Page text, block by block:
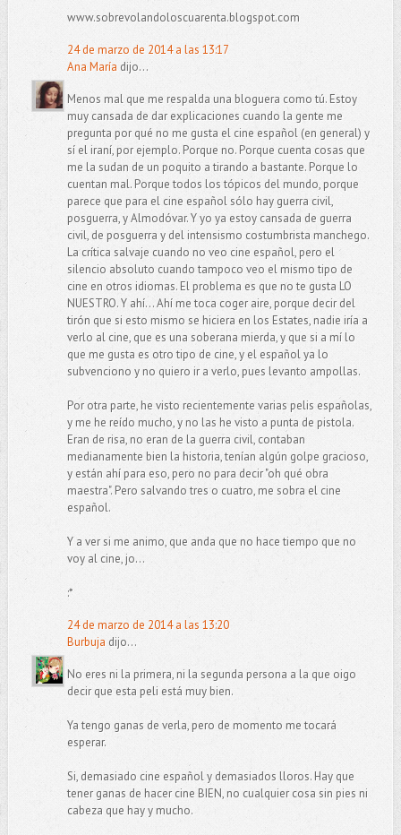
www.sobrevolandoloscuarenta.blogspot.com
24 de marzo de 2014 a las 13:17
Ana María dijo...
Menos mal que me respalda una bloguera como tú. Estoy
muy cansada de dar explicaciones cuando la gente me
pregunta por qué no me gusta el cine español (en general) y
sí el iraní, por ejemplo. Porque no. Porque cuenta cosas que
me la sudan de un poquito a tirando a bastante. Porque lo
cuentan mal. Porque todos los tópicos del mundo, porque
parece que para el cine español sólo hay guerra civil,
posguerra, y Almodóvar. Y yo ya estoy cansada de guerra
civil, de posguerra y del intensismo costumbrista manchego.
La crítica salvaje cuando no veo cine español, pero el
silencio absoluto cuando tampoco veo el mismo tipo de
cine en otros idiomas. El problema es que no te gusta LO
NUESTRO. Y ahí... Ahí me toca coger aire, porque decir del
tirón que si esto mismo se hiciera en los Estates, nadie iría a
verlo al cine, que es una soberana mierda, y que si a mí lo
que me gusta es otro tipo de cine, y el español ya lo
subvenciono y no quiero ir a verlo, pues levanto ampollas.
Por otra parte, he visto recientemente varias pelis españolas,
y me he reído mucho, y no las he visto a punta de pistola.
Eran de risa, no eran de la guerra civil, contaban
medianamente bien la historia, tenían algún golpe gracioso,
y están ahí para eso, pero no para decir "oh qué obra
maestra". Pero salvando tres o cuatro, me sobra el cine
español.
Y a ver si me animo, que anda que no hace tiempo que no
voy al cine, jo...
:*
24 de marzo de 2014 a las 13:20
Burbuja dijo...
No eres ni la primera, ni la segunda persona a la que oigo
decir que esta peli está muy bien.
Ya tengo ganas de verla, pero de momento me tocará
esperar.
Si, demasiado cine español y demasiados lloros. Hay que
tener ganas de hacer cine BIEN, no cualquier cosa sin pies ni
cabeza que hay y mucho.